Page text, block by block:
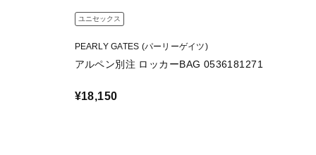
ユニセックス
PEARLY GATES (パーリーゲイツ)
アルペン別注 ロッカーBAG 0536181271
¥18,150